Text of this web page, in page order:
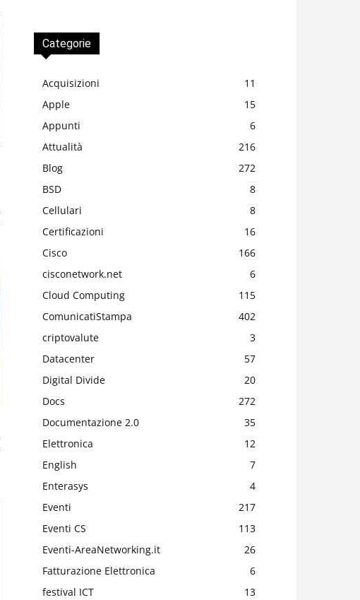
Categorie
Acquisizioni
11
Apple
15
Appunti
6
Attualità
216
Blog
272
BSD
8
Cellulari
8
Certificazioni
16
Cisco
166
cisconetwork.net
6
Cloud Computing
115
ComunicatiStampa
402
criptovalute
3
Datacenter
57
Digital Divide
20
Docs
272
Documentazione 2.0
35
Elettronica
12
English
7
Enterasys
4
Eventi
217
Eventi CS
113
Eventi-AreaNetworking.it
26
Fatturazione Elettronica
6
festival ICT
13